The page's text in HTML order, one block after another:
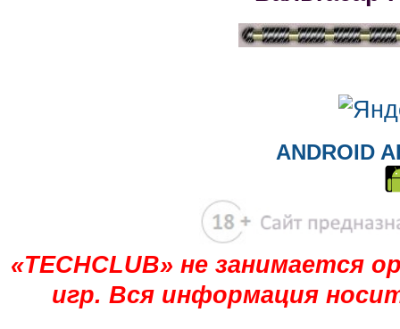
ANDROID
«TECHCLUB» не занимается
игр. Вся информация